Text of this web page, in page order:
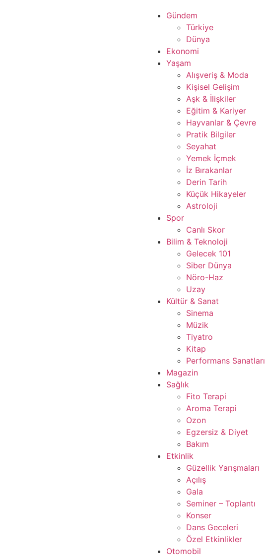
Gündem
Türkiye
Dünya
Ekonomi
Yaşam
Alışveriş & Moda
Kişisel Gelişim
Aşk & İlişkiler
Eğitim & Kariyer
Hayvanlar & Çevre
Pratik Bilgiler
Seyahat
Yemek İçmek
İz Bırakanlar
Derin Tarih
Küçük Hikayeler
Astroloji
Spor
Canlı Skor
Bilim & Teknoloji
Gelecek 101
Siber Dünya
Nöro-Haz
Uzay
Kültür & Sanat
Sinema
Müzik
Tiyatro
Kitap
Performans Sanatları
Magazin
Sağlık
Fito Terapi
Aroma Terapi
Ozon
Egzersiz & Diyet
Bakım
Etkinlik
Güzellik Yarışmaları
Açılış
Gala
Seminer – Toplantı
Konser
Dans Geceleri
Özel Etkinlikler
Otomobil